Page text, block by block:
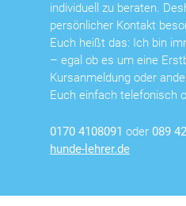
individuell zu beraten.
persönlicher Kontakt
Euch heißt das: Ich bin
– egal ob es um eine
Kursanmeldung oder
Euch einfach telefonisch
0170 4108091 oder 089
hunde-lehrer.de